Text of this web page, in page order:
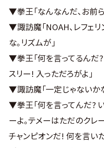
▼拳王｢なんなんだ､お前
▼諏訪魔｢NOAH､レフェ
な｡リズムが｣
▼拳王｢何を言ってるんだ?
スリー! 入っただろがよ｣
▼諏訪魔｢一定じゃないか
▼拳王｢何を言ってんだ?
ーよ｡テメーはただのクレ
チャンピオンだ! 何を言い